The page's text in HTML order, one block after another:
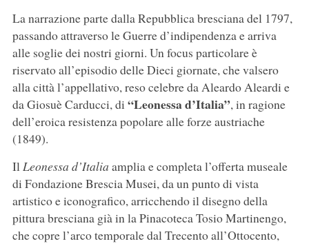
La narrazione parte dalla Repubblica bresciana del 1797,
passando attraverso le Guerre d’indipendenza e arriva
alle soglie dei nostri giorni. Un focus particolare è
riservato all’episodio delle Dieci giornate, che valsero
alla città l’appellativo, reso celebre da Aleardo Aleardi e
da Giosuè Carducci, di “Leonessa d’Italia”, in ragione
dell’eroica resistenza popolare alle forze austriache
(1849).
IlLeonessa d’Italia amplia e completa l’offerta museale
di Fondazione Brescia Musei, da un punto di vista
artistico e iconografico, arricchendo il disegno della
pittura bresciana già in la Pinacoteca Tosio Martinengo,
che copre l’arco temporale dal Trecento all’Ottocento,